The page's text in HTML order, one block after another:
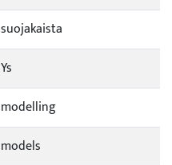
suojakaista
Ys
modelling
models